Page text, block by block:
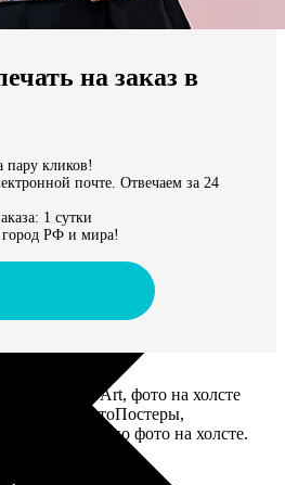
миру
на заказ в
пару кликов!
почте. Отвечаем за 24
1 сутки
РФ и мира!
Dream-Art, фото на холсте
ФотоПостеры,
портрет по фото на холсте.